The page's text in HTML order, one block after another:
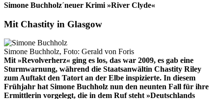
Simone Buchholz´neuer Krimi »River Clyde«
Mit Chastity in Glasgow
Simone Buchholz, Foto: Gerald von Foris
Mit »Revolverherz« ging es los, das war 2009, es gab eine
Sturmwarnung, während die Staatsanwältin Chastity Riley
zum Auftakt den Tatort an der Elbe inspizierte. In diesem
Frühjahr hat Simone Buchholz nun den neunten Fall für ihre
Ermittlerin vorgelegt, die in dem Ruf steht »Deutschlands